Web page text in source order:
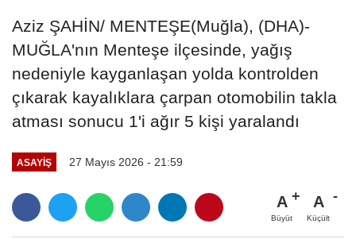
Aziz ŞAHİN/ MENTEŞE(Muğla), (DHA)-
MUĞLA'nın Menteşe ilçesinde, yağış
nedeniyle kayganlaşan yolda kontrolden
çıkarak kayalıklara çarpan otomobilin takla
atması sonucu 1'i ağır 5 kişi yaralandı
ASAYIŞ 27 Mayıs 2026 - 21:59
A
Büyüt
A
Küçült